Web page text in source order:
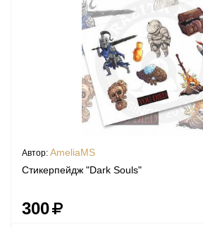
Автор: AmeliaMS
Стикерпейдж "Dark Souls"
300